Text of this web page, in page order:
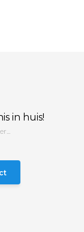
in huis!